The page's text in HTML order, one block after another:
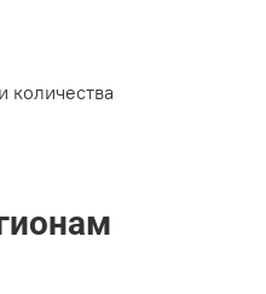
количества